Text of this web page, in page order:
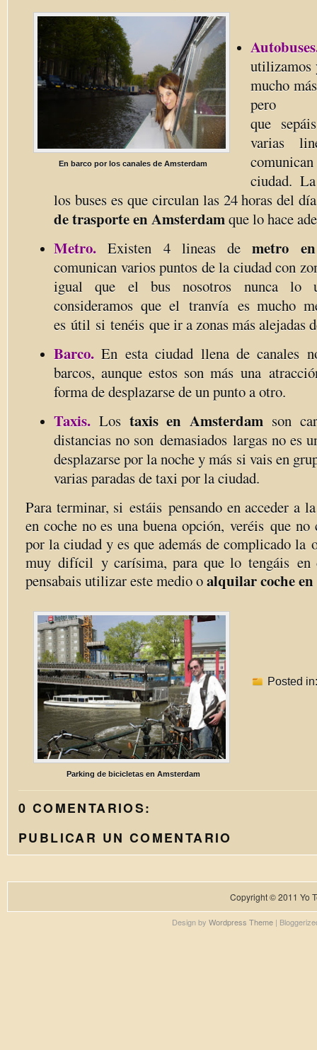
En barco por los canales de Amsterdam
utilizamos
mucho
que
varias
ciudad.
los buses es que circulan las 24 horas del
de trasporte en Amsterdamque lo hace
Metro.Existen 4 lineas demetro
comunican varios puntos de la ciudad con
igual que el bus nosotros nunca lo
consideramos que el tranvía es mucho
es útil si tenéis que ir a zonas más alejadas
Barco.En esta ciudad llena de canales
barcos, aunque estos son más una
forma de desplazarse de un punto a otro.
Taxis. Los taxis en Amsterdam son
distancias no son demasiados largas no es
desplazarse por la noche y más si vais en
varias paradas de taxi por la ciudad.
Para terminar, si estáis pensando en acceder a
en coche no es una buena opción, veréis que no
por la ciudad y es que además de complicado la
muy difícil y carísima, para que lo tengáis en
pensabais utilizar este medio oalquilar coche
Parking de bicicletas en Amsterdam
Posted
0 COMENTARIOS:
PUBLICAR UN COMENTARIO
Copyright © 2011 Yo
Design by Wordpress Theme|